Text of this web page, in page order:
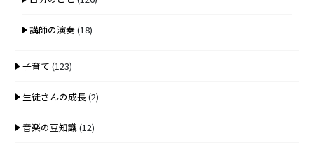
講師の演奏(18)
子育て (123)
生徒さんの成長(2)
音楽の豆知識(12)